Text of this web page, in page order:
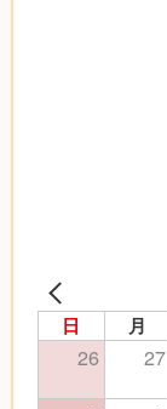
日 月
26 27